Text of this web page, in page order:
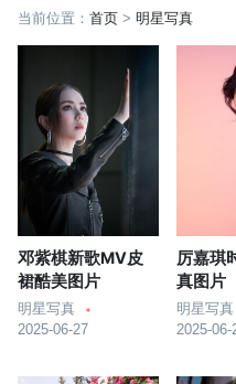
当前位置： 首页> 明星写真
邓紫棋新歌MV皮
裙酷美图片
明星写真
2025-06-27
厉嘉琪
真图片
明星写真
2025-06-